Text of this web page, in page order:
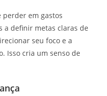
perder em gastos
a definir metas claras de
seu foco e a
Isso cria um senso de